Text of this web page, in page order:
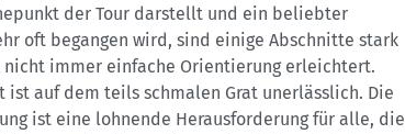
der Tour darstellt und ein beliebter
oft begangen wird, sind einige Abschnitte stark
immer einfache Orientierung erleichtert.
auf dem teils schmalen Grat unerlässlich. Die
ist eine lohnende Herausforderung für alle, die